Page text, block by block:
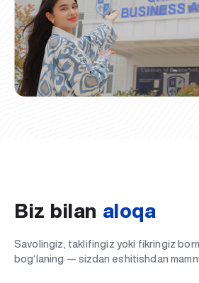
Biz bilan aloqa
Savolingiz, taklifingiz yoki fikringiz
bog‘laning — sizdan eshitishdan